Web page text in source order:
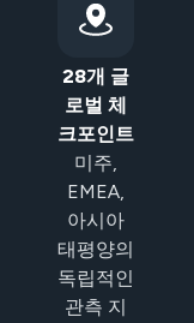
28개 글
로벌 체
크포인트
미주,
EMEA,
아시아
태평양의
독립적인
관측 지